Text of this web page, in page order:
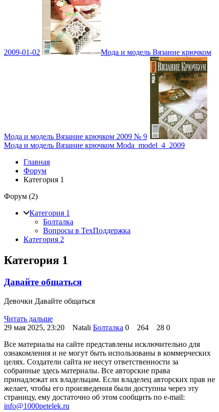
2009-01-02 Мода и модель Вязание крючком
Мода и модель Вязание крючком 2009 № 9
Мода и модель Вязание крючком Moda_model_4_2009
Главная
Форум
Категория 1
Форум (2)
Категория 1
Болталка
Вопросы в ТехПоддержка
Категория 2
Категория 1
Давайте общаться
Девочки Давайте общаться
Читать дальше
29 мая 2025, 23:20 Natali Болталка 0 264 28 0
Все материалы на сайте представлены исключительно для
ознакомления и не могут быть использованы в коммерческих
целях. Создатели сайта не несут ответственности за
собранные здесь материалы. Все авторские права
принадлежат их владельцам. Если владелец авторских прав не
желает, чтобы его произведения были доступны через эту
страницу, ему достаточно об этом сообщить по e-mail:
info@1000petelek.ru